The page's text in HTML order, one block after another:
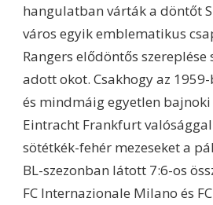
hangulatban várták a döntőt
város egyik emblematikus
Rangers elődöntős
adott okot. Csakhogy az
és mindmáig egyetlen
Eintracht Frankfurt
sötétkék-fehér mezeseket a
BL-szezonban látott 7:6-os
FC Internazionale Milano és